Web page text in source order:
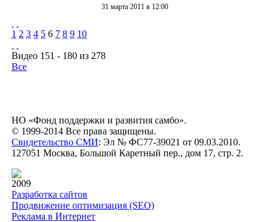
31 марта 2011 в 12:00
1 2 3 4 5 6 7 8 9 10
Видео 151 - 180 из 278
Все
НО «Фонд поддержки и развития самбо».
© 1999-2014 Все права защищены.
Свидетельство СМИ: Эл № ФС77-39021 от 09.03.2010.
127051 Москва, Большой Каретный пер., дом 17, стр. 2.
2009
Разработка сайтов
Продвижение оптимизация (SEO)
Реклама в Интернет